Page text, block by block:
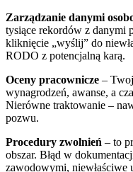
Zarządzanie danymi
tysiące rekordów z danymi
kliknięcie „wyślij” do
RODO z potencjalną karą.
Oceny pracownicze –
wynagrodzeń, awanse, a
Nierówne traktowanie –
pozwu.
Procedury zwolnień – to
obszar. Błąd w
zawodowymi, niewłaściwe